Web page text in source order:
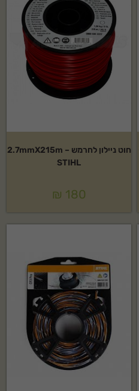
חוט ניילון לחרמש 2.7mmX215m –
STIHL
₪ 180